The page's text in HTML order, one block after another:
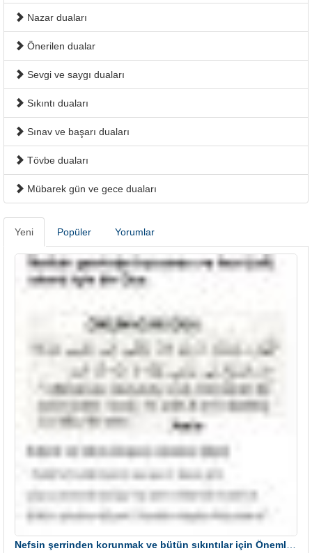
Nazar duaları
Önerilen dualar
Sevgi ve saygı duaları
Sıkıntı duaları
Sınav ve başarı duaları
Tövbe duaları
Mübarek gün ve gece duaları
Yeni Popüler Yorumlar